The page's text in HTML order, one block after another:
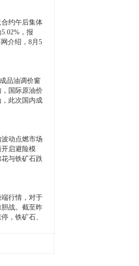
约午后集体
，报
绍，8月5
品油调价窗
国际原油价
此次国内成
动点燃市场
启避险模
与铁矿石跌
行情，对于
战。截至昨
，铁矿石、